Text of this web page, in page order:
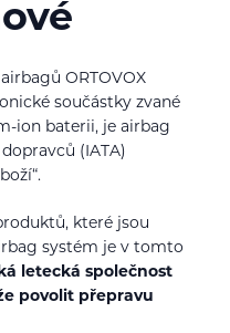
ORTOVOX
součástky zvané
ion baterii, je airbag
(IATA)
které jsou
systém je v tomto
letecká společnost
povolit přepravu